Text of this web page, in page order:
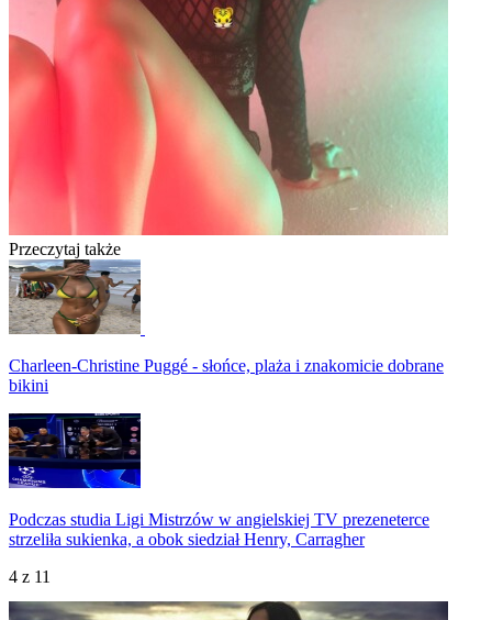
Przeczytaj także
Charleen-Christine Puggé - słońce, plaża i znakomicie dobrane
bikini
Podczas studia Ligi Mistrzów w angielskiej TV prezeneterce
strzeliła sukienka, a obok siedział Henry, Carragher
4 z 11